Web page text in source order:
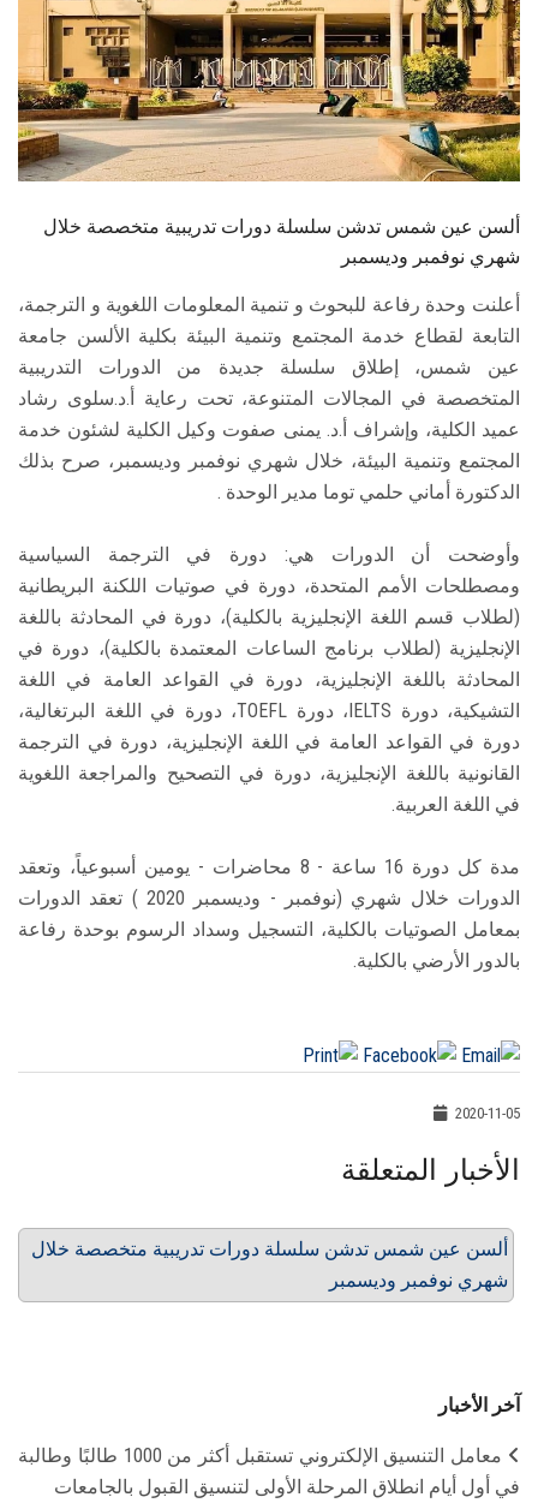
الدراسات العليا
الخريجين
الموظفون
الزائـرون
سجل الان
ألسن عين شمس تدشن سلسلة دورات تدريبية متخصصة خلال
شهري نوفمبر وديسمبر
أعلنت وحدة رفاعة للبحوث و تنمية المعلومات اللغوية و الترجمة،
التابعة لقطاع خدمة المجتمع وتنمية البيئة بكلية الألسن جامعة
عين شمس، إطلاق سلسلة جديدة من الدورات التدريبية
المتخصصة في المجالات المتنوعة، تحت رعاية أ.د.سلوى رشاد
عميد الكلية، وإشراف أ.د. يمنى صفوت وكيل الكلية لشئون خدمة
المجتمع وتنمية البيئة، خلال شهري نوفمبر وديسمبر، صرح بذلك
الدكتورة أماني حلمي توما مدير الوحدة .
وأوضحت أن الدورات هي: دورة في الترجمة السياسية
ومصطلحات الأمم المتحدة، دورة في صوتيات اللكنة البريطانية
(لطلاب قسم اللغة الإنجليزية بالكلية)، دورة في المحادثة باللغة
الإنجليزية (لطلاب برنامج الساعات المعتمدة بالكلية)، دورة في
المحادثة باللغة الإنجليزية، دورة في القواعد العامة في اللغة
التشيكية، دورة IELTS، دورة TOEFL، دورة في اللغة البرتغالية،
دورة في القواعد العامة في اللغة الإنجليزية، دورة في الترجمة
القانونية باللغة الإنجليزية، دورة في التصحيح والمراجعة اللغوية
في اللغة العربية.
مدة كل دورة 16 ساعة - 8 محاضرات - يومين أسبوعياً، وتعقد
الدورات خلال شهري (نوفمبر - وديسمبر 2020 ) تعقد الدورات
بمعامل الصوتيات بالكلية، التسجيل وسداد الرسوم بوحدة رفاعة
بالدور الأرضي بالكلية.
2020-11-05
الأخبار المتعلقة
ألسن عين شمس تدشن سلسلة دورات تدريبية متخصصة خلال
شهري نوفمبر وديسمبر
آخر الأخبار
معامل التنسيق الإلكتروني تستقبل أكثر من 1000 طالبًا وطالبة
في أول أيام انطلاق المرحلة الأولى لتنسيق القبول بالجامعات